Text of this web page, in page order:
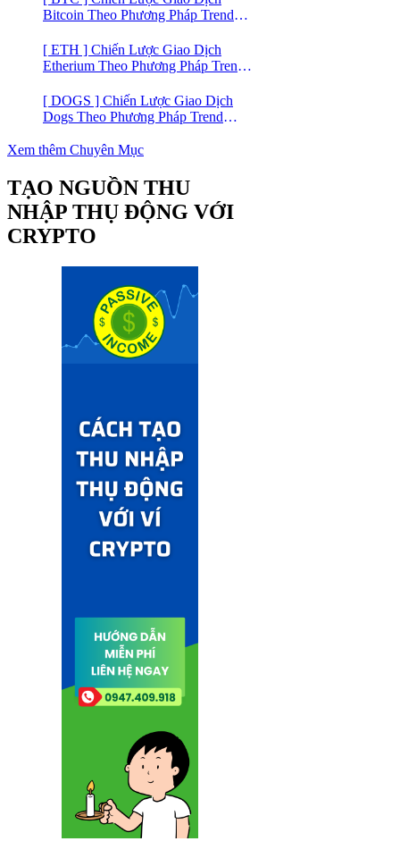
Bitcoin Theo Phương Pháp Trend
[ ETH ] Chiến Lược Giao Dịch
Etherium Theo Phương Pháp Trend
[ DOGS ] Chiến Lược Giao Dịch
Dogs Theo Phương Pháp Trend
Yết trên Binance
Xem thêm Chuyên Mục
TẠO NGUỒN THU
NHẬP THỤ ĐỘNG VỚI
CRYPTO